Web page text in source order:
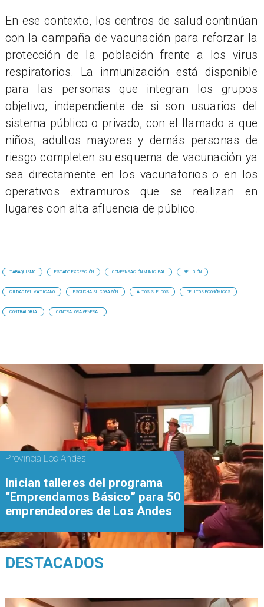
En ese contexto, los centros de salud continúan
con la campaña de vacunación para reforzar la
protección de la población frente a los virus
respiratorios. La inmunización está disponible
para las personas que integran los grupos
objetivo, independiente de si son usuarios del
sistema público o privado, con el llamado a que
niños, adultos mayores y demás personas de
riesgo completen su esquema de vacunación ya
sea directamente en los vacunatorios o en los
operativos extramuros que se realizan en
lugares con alta afluencia de público.
TABAQUISMO ESTADO EXCEPCIÓN COMPENSACIÓN MUNICIPAL RELIGIÓN
CIUDAD DEL VATICANO ESCUCHA SU CORAZÓN ALTOS SUELDOS DELITOS ECONÓMICOS
CONTRALORIA CONTRALORA GENERAL
Provincia Los Andes
Inician talleres del programa
“Emprendamos Básico” para 50
emprendedores de Los Andes
DESTACADOS